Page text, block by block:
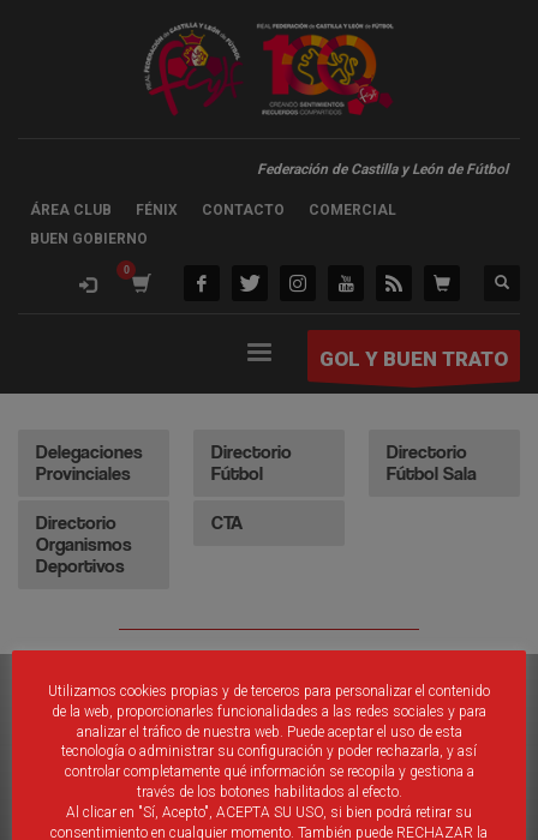
Federación de Castilla y León de Fútbol
ÁREA CLUB FÉNIX CONTACTO
COMERCIAL
BUEN GOBIERNO
GOL Y BUEN TRATO
Delegaciones
Provinciales
Directorio
Fútbol
Directorio
Fútbol Sala
Directorio
Organismos
Deportivos
CTA
SECCIONES
Delegaciones
CONTACTO
DIRECCIÓN
Utilizamos cookies propias y de terceros para personalizar el contenido
de la web, proporcionarles funcionalidades a las redes sociales y para
analizar el tráfico de nuestra web. Puede aceptar el uso de esta
tecnología o administrar su configuración y poder rechazarla, y así
controlar completamente qué información se recopila y gestiona a
través de los botones habilitados al efecto.
Al clicar en "Sí, Acepto", ACEPTA SU USO, si bien podrá retirar su
consentimiento en cualquier momento. También puede RECHAZAR la